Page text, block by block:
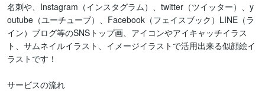
名刺や、Instagram（インスタグラム）、twitter（ツイッター）、y
outube（ユーチューブ）、Facebook（フェイスブック）LINE（ラ
イン）ブログ等のSNSトップ画、アイコンやアイキャッチイラス
ト、サムネイルイラスト、イメージイラストで活用出来る似顔絵イ
ラストです！
サービスの流れ